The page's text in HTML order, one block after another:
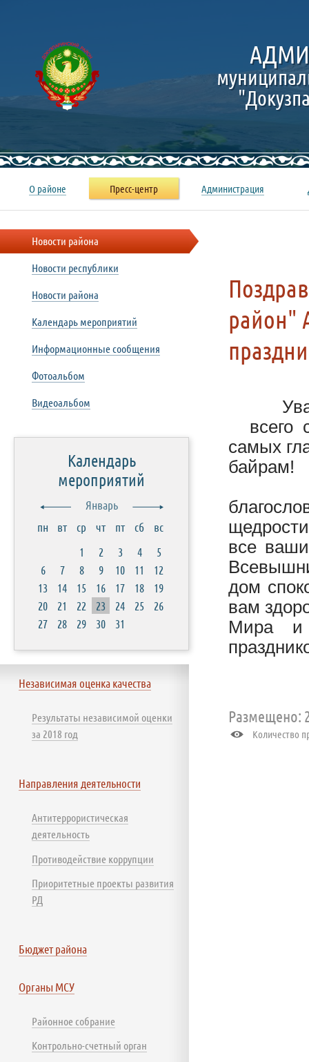
район"
всего
самых
байрам!
все
дом
вам
Мира
Размещено:
Количество
Новости района
Новости республики
Новости района
Календарь мероприятий
Информационные сообщения
Фотоальбом
Видеоальбом
Календарь
мероприятий
Январь
пн
вт ср чт пт сб
вс
1
2 3 4
5
6
7 8 9 10 11
12
13
14 15 16 17 18
19
20
21 22 23 24 25
26
27
28 29 30 31
Независимая оценка качества
Результаты независимой оценки
за 2018 год
Направления деятельности
Антитеррористическая
деятельность
Противодействие коррупции
Приоритетные проекты развития
РД
Бюджет района
Органы МСУ
Районное собрание
Контрольно-счетный орган
О районе Пресс-центр Администрация